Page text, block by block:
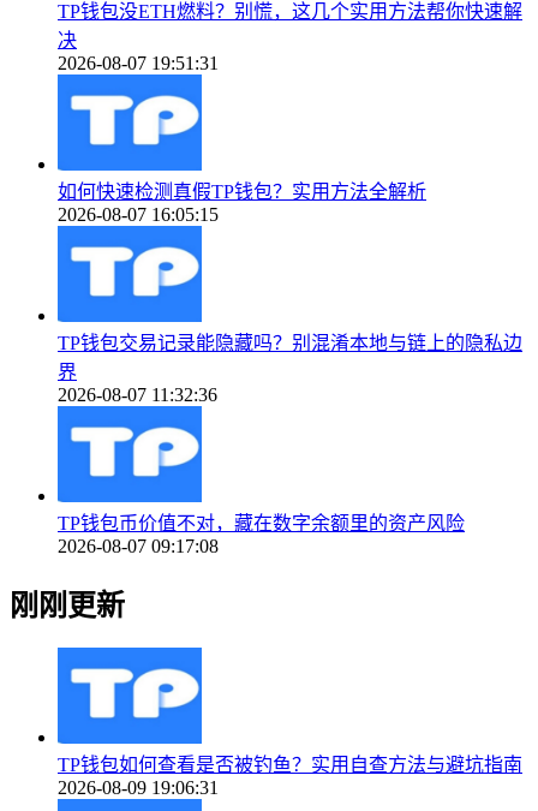
TP钱包没ETH燃料？别慌，这几个实用方法帮你快速解
决
2026-08-07 19:51:31
如何快速检测真假TP钱包？实用方法全解析
2026-08-07 16:05:15
TP钱包交易记录能隐藏吗？别混淆本地与链上的隐私边
界
2026-08-07 11:32:36
TP钱包币价值不对，藏在数字余额里的资产风险
2026-08-07 09:17:08
刚刚更新
TP钱包如何查看是否被钓鱼？实用自查方法与避坑指南
2026-08-09 19:06:31